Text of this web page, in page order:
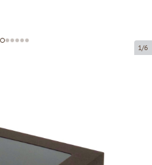
1/6